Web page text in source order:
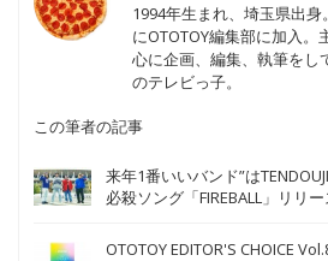
1994年生まれ、埼玉県出
にOTOTOY編集部に加入。
心に企画、編集、執筆をし
のテレビっ子。
この筆者の記事
来年1番いいバンド”は
必殺ソング「FIREBALL」リリー
OTOTOY EDITOR'S CHOICE